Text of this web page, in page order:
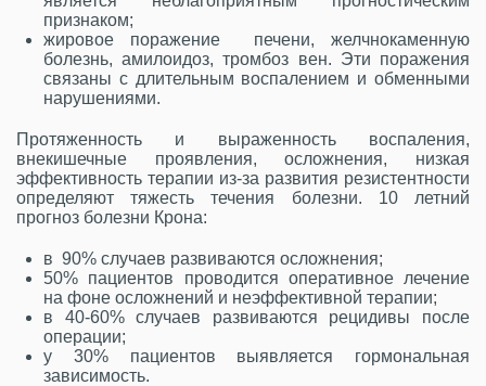
признаком;
жировое поражение печени, желчнокаменную
болезнь, амилоидоз, тромбоз вен. Эти поражения
связаны с длительным воспалением и обменными
нарушениями.
Протяженность и выраженность воспаления,
внекишечные проявления, осложнения, низкая
эффективность терапии из-за развития резистентности
определяют тяжесть течения болезни. 10 летний
прогноз болезни Крона:
в 90% случаев развиваются осложнения;
50% пациентов проводится оперативное лечение
на фоне осложнений и неэффективной терапии;
в 40-60% случаев развиваются рецидивы после
операции;
у 30% пациентов выявляется гормональная
зависимость.